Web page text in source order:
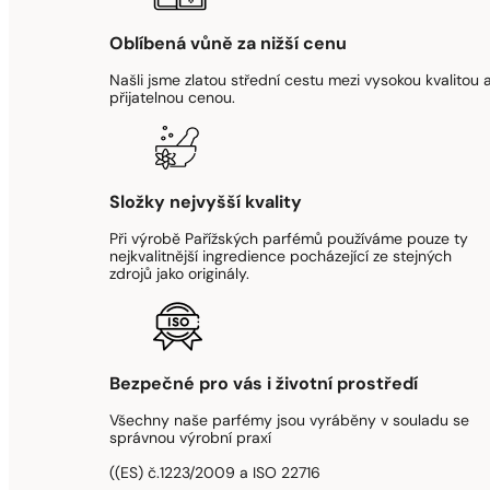
Oblíbená vůně za nižší cenu
Našli jsme zlatou střední cestu mezi vysokou kvalitou
přijatelnou cenou.
Složky nejvyšší kvality
Při výrobě Pařížských parfémů používáme pouze ty
nejkvalitnější ingredience pocházející ze stejných
zdrojů jako originály.
Bezpečné pro vás i životní prostředí
Všechny naše parfémy jsou vyráběny v souladu se
správnou výrobní praxí
((ES) č.1223/2009 a ISO 22716